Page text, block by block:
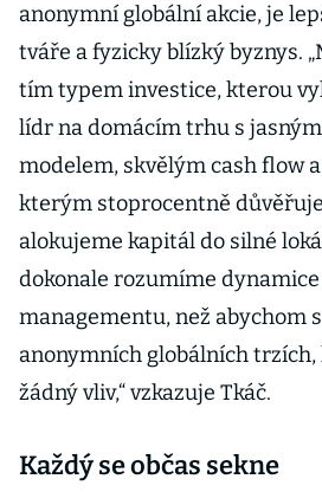
anonymní globální akcie, je
tváře a fyzicky blízký byznys.
tím typem investice, kterou
lídr na domácím trhu s
modelem, skvělým cash flow
kterým stoprocentně
alokujeme kapitál do silné
dokonale rozumíme
managementu, než abychom
anonymních globálních trzích,
žádný vliv,“ vzkazuje Tkáč.
Každý se občas sekne